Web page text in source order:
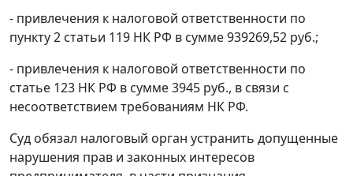
- привлечения к налоговой ответственности по
пункту 2 статьи 119 НК РФ в сумме 939269,52 руб.;
- привлечения к налоговой ответственности по
статье 123 НК РФ в сумме 3945 руб., в связи с
несоответствием требованиям НК РФ.
Суд обязал налоговый орган устранить допущенные
нарушения прав и законных интересов